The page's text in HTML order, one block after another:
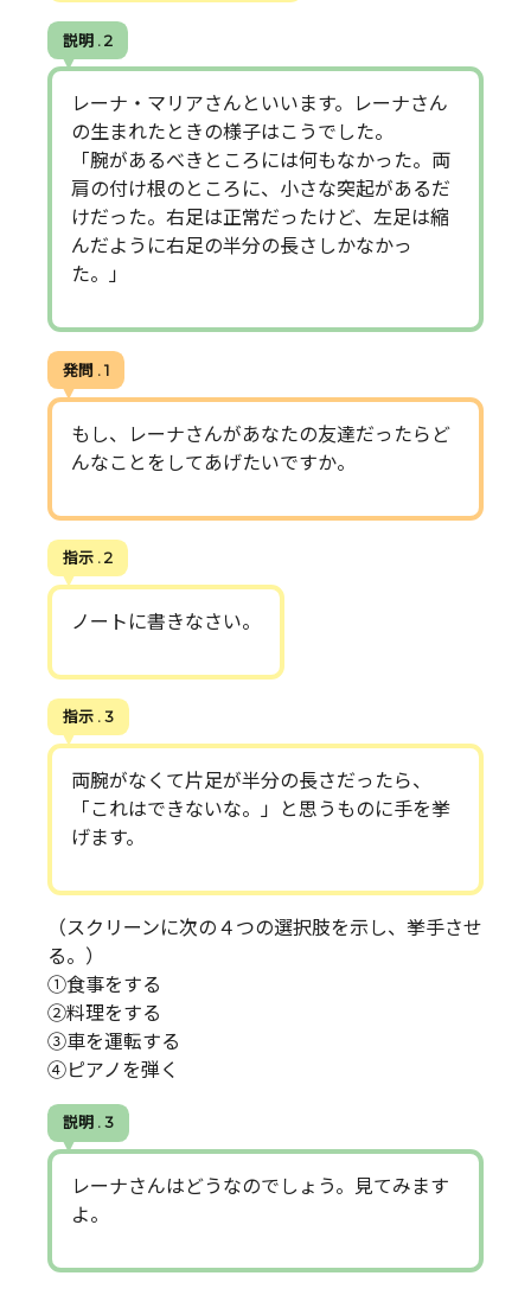
説明 . 2
レーナ・マリアさんといいます。レーナさん
の生まれたときの様子はこうでした。
「腕があるべきところには何もなかった。両
肩の付け根のところに、小さな突起があるだ
けだった。右足は正常だったけど、左足は縮
んだように右足の半分の長さしかなかっ
た。」
発問 . 1
もし、レーナさんがあなたの友達だったらど
んなことをしてあげたいですか。
指示 . 2
ノートに書きなさい。
指示 . 3
両腕がなくて片足が半分の長さだったら、
「これはできないな。」と思うものに手を挙
げます。
（スクリーンに次の４つの選択肢を示し、挙手させ
る。）
①食事をする
②料理をする
③車を運転する
④ピアノを弾く
説明 . 3
レーナさんはどうなのでしょう。見てみます
よ。